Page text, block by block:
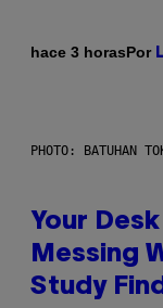
hace 3 horasPor
PHOTO: BATUHAN
Your
Messing
Study